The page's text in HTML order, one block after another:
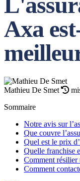
Axa
Mathieu De Smet
Sommaire
Notre avis sur
Que couvre
Quel est le prix
Quelle franchise
Comment résilier
Comment